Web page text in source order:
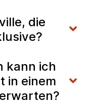
die
kann ich
in einem